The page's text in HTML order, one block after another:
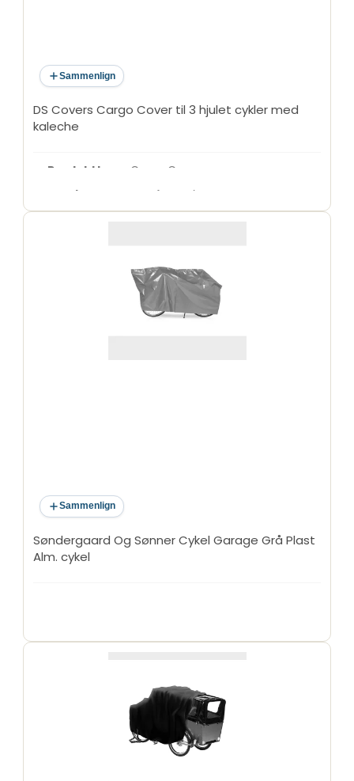
Sammenlign
DS Covers Cargo Cover til 3 hjulet cykler med
kaleche
Produkttype
: Cargo Cover
Sammenlign
Søndergaard Og Sønner Cykel Garage Grå Plast
Alm. cykel